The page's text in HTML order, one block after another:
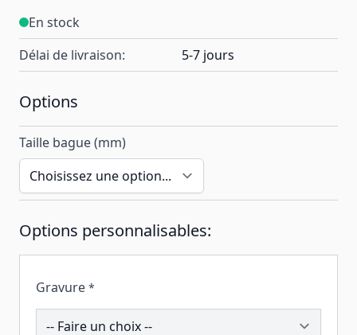
En stock
Délai de livraison:
5-7 jours
Options
Taille bague (mm)
Options personnalisables:
Gravure *
193850